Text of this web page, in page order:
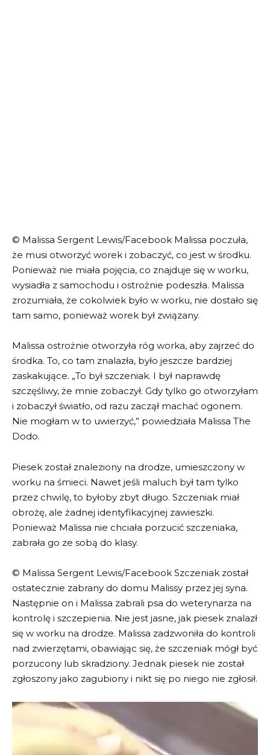
© Malissa Sergent Lewis/Facebook Malissa poczuła,
że musi otworzyć worek i zobaczyć, co jest w środku.
Ponieważ nie miała pojęcia, co znajduje się w worku,
wysiadła z samochodu i ostrożnie podeszła. Malissa
zrozumiała, że cokolwiek było w worku, nie dostało się
tam samo, ponieważ worek był związany.
Malissa ostrożnie otworzyła róg worka, aby zajrzeć do
środka. To, co tam znalazła, było jeszcze bardziej
zaskakujące. „To był szczeniak. I był naprawdę
szczęśliwy, że mnie zobaczył. Gdy tylko go otworzyłam
i zobaczył światło, od razu zaczął machać ogonem.
Nie mogłam w to uwierzyć,” powiedziała Malissa The
Dodo.
Piesek został znaleziony na drodze, umieszczony w
worku na śmieci. Nawet jeśli maluch był tam tylko
przez chwilę, to byłoby zbyt długo. Szczeniak miał
obrożę, ale żadnej identyfikacyjnej zawieszki.
Ponieważ Malissa nie chciała porzucić szczeniaka,
zabrała go ze sobą do klasy.
© Malissa Sergent Lewis/Facebook Szczeniak został
ostatecznie zabrany do domu Malissy przez jej syna.
Następnie on i Malissa zabrali psa do weterynarza na
kontrolę i szczepienia. Nie jest jasne, jak piesek znalazł
się w worku na drodze. Malissa zadzwoniła do kontroli
nad zwierzętami, obawiając się, że szczeniak mógł być
porzucony lub skradziony. Jednak piesek nie został
zgłoszony jako zagubiony i nikt się po niego nie zgłosił.